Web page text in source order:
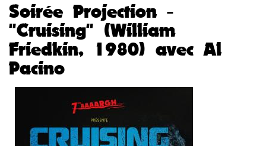
Soirée Projection -
"Cruising" (William
Friedkin, 1980) avec Al
Pacino